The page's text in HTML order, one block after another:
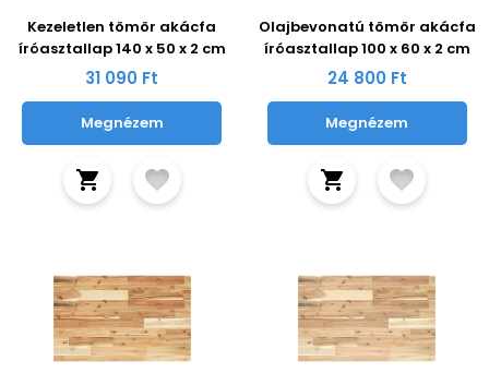
Kezeletlen tömör akácfa
íróasztallap 140 x 50 x 2 cm
31 090 Ft
Megnézem
Olajbevonatú tömör akácfa
íróasztallap 100 x 60 x 2 cm
24 800 Ft
Megnézem